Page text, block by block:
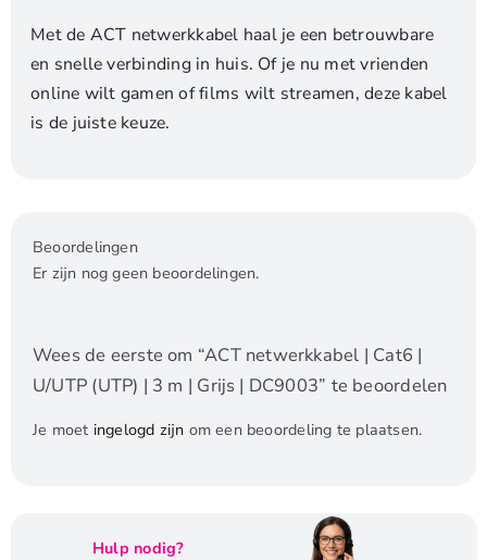
Met de ACT netwerkkabel haal je een betrouwbare
en snelle verbinding in huis. Of je nu met vrienden
online wilt gamen of films wilt streamen, deze kabel
is de juiste keuze.
Beoordelingen
Er zijn nog geen beoordelingen.
Wees de eerste om “ACT netwerkkabel | Cat6 |
U/UTP (UTP) | 3 m | Grijs | DC9003” te beoordelen
Je moet ingelogd zijn om een beoordeling te plaatsen.
Hulp nodig?